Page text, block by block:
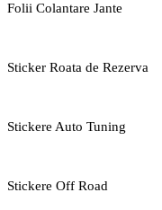
Folii Colantare Jante
Sticker Roata de Rezerva
Stickere Auto Tuning
Stickere Off Road